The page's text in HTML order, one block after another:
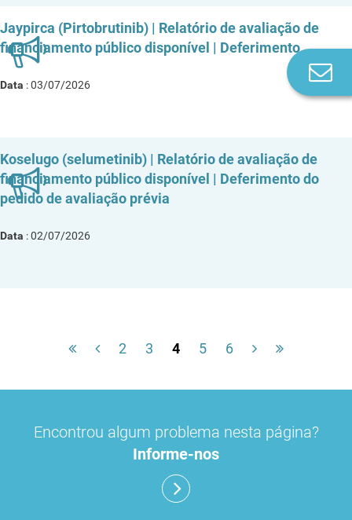
Jaypirca (Pirtobrutinib) | Relatório de avaliação de
financiamento público disponível | Deferimento
Data : 03/07/2026
Koselugo (selumetinib) | Relatório de avaliação de
financiamento público disponível | Deferimento do
pedido de avaliação prévia
Data : 02/07/2026
2 3 4 5 6
Encontrou algum problema nesta página?
Informe-nos